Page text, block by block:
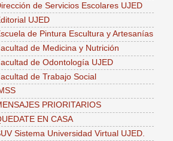
de Servicios Escolares UJED
UJED
de Pintura Escultura y Artesanías
de Medicina y Nutrición
de Odontología UJED
de Trabajo Social
PRIORITARIOS
EN CASA
Sistema Universidad Virtual UJED.